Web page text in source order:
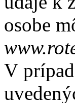
osobe
V